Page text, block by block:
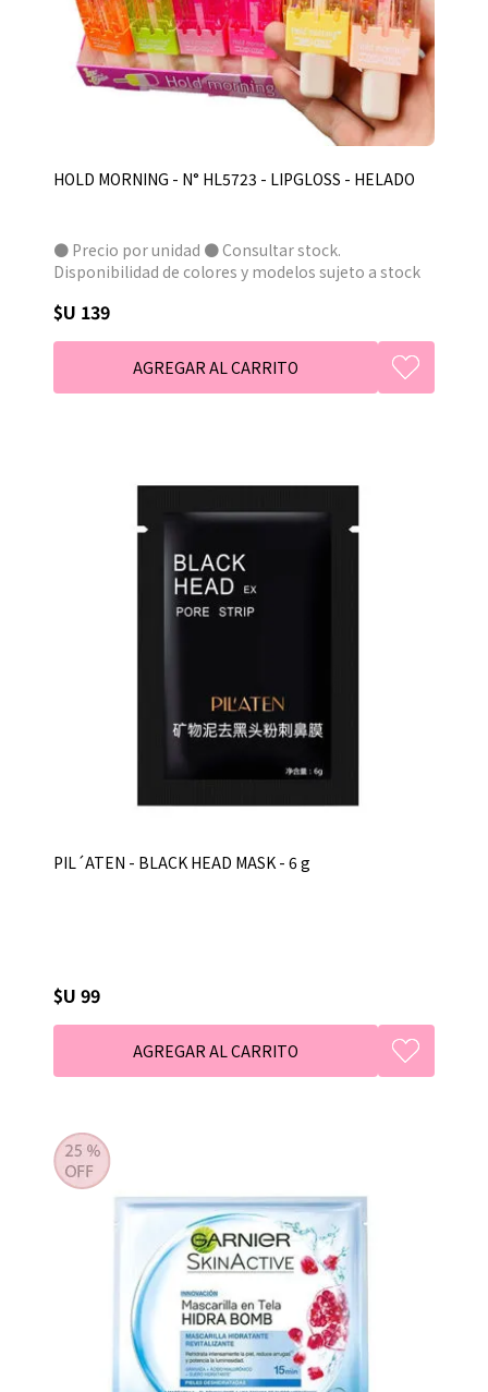
HOLD MORNING - N° HL5723 - LIPGLOSS - HELADO
● Precio por unidad ● Consultar stock.
Disponibilidad de colores y modelos sujeto a stock
tono disponible en stock
$U 139
PIL´ATEN - BLACK HEAD MASK - 6 g
$U 99